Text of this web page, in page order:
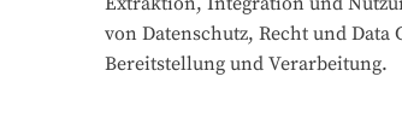
von Datenschutz, Recht und
Bereitstellung und Verarbeitung.